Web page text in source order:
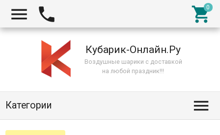
  
Кубарик-Онлайн.Ру
Воздушные шарики с доставкой
на любой праздник!!!
Категории 